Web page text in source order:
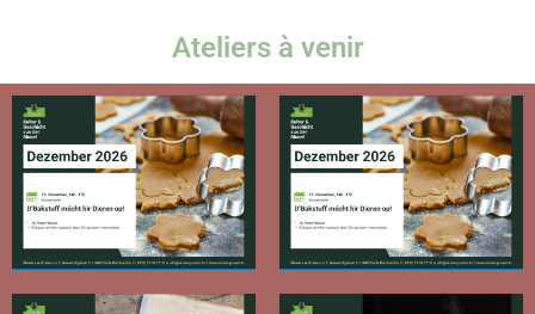
Ateliers à venir